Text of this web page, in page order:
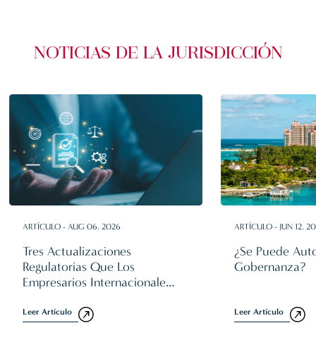
NOTICIAS DE LA JURISDICCIÓN
ARTÍCULO - AUG 06, 2026
Tres Actualizaciones
Regulatorias Que Los
Empresarios Internacionales
Leer Artículo
ARTÍCULO - JUN 12,
¿Se Puede
Gobernanza?
Leer Artículo